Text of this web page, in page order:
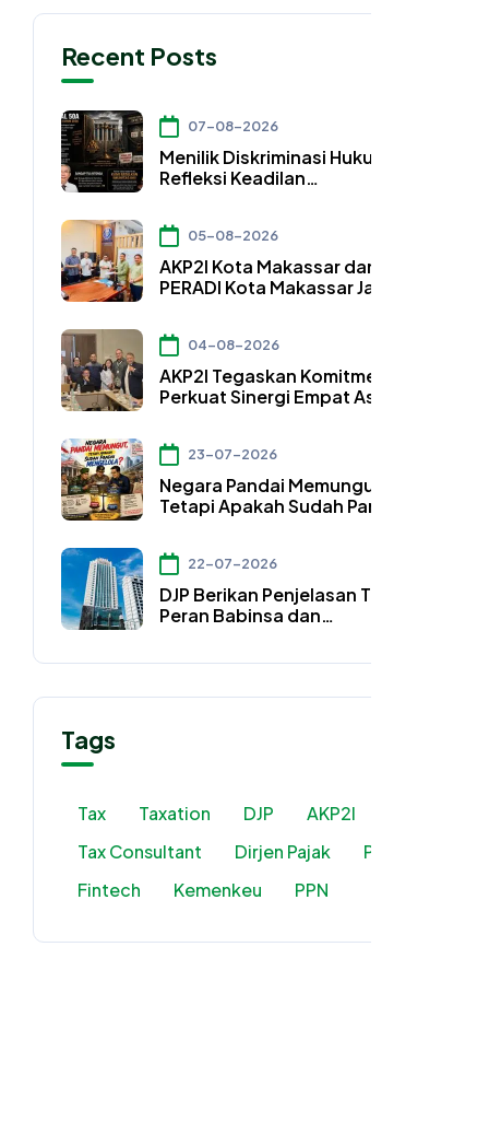
Recent Posts
07-08-2026
Menilik Diskriminasi Hukum dan
Refleksi Keadilan
50A UU Nomor 4 Tahun 2026
05-08-2026
AKP2I Kota Makassar dan DPC
PERADI Kota Makassar Jalin
Pengembangan Profesi Hukum
Bidang Perpajakan
04-08-2026
AKP2I Tegaskan Komitmen
Perkuat Sinergi Empat Asosiasi
Konsultan Pajak
23-07-2026
Negara Pandai Memungut,
Tetapi Apakah Sudah Pandai
22-07-2026
DJP Berikan Penjelasan Terkait
Peran Babinsa dan
Tags
Tax Taxation DJP
AKP2I
Tax Consultant
Dirjen Pajak
PMSE
Fintech
Kemenkeu PPN